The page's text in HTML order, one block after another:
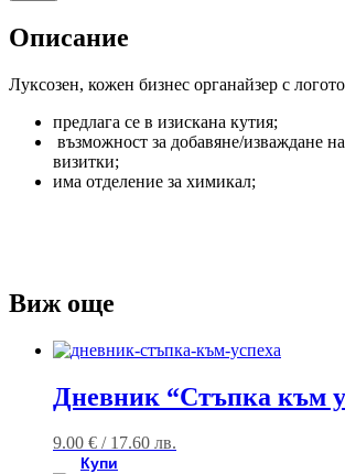
Описание
Луксозен, кожен бизнес органайзер с
предлага се в изискана кутия;
възможност за добавяне/изваждане
визитки;
има отделение за химикал;
Виж още
Дневник “Стъпка към
9.00 € / 17.60 лв.
Купи